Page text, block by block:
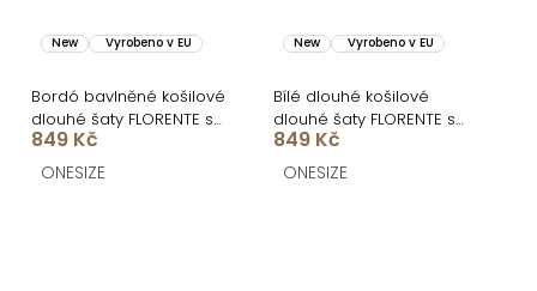
New Vyrobeno v EU
Bordó bavlněné košilové
dlouhé šaty FLORENTE s
páskem
849 Kč
ONESIZE
New Vyrobeno v EU
Bílé dlouhé košilové
dlouhé šaty FLORENTE s
páskem
849 Kč
ONESIZE